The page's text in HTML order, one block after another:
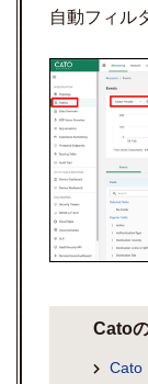
自動フィル
Cato
Cato